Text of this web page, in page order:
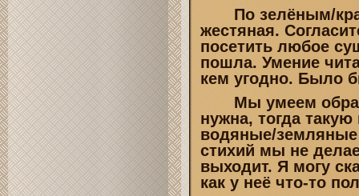
По зелёным/
жестяная.
посетить любое
пошла. Умение
кем угодно. Было
Мы умеем
нужна, тогда
водяные/земляные
стихий мы не
выходит. Я могу
как у неё что-то